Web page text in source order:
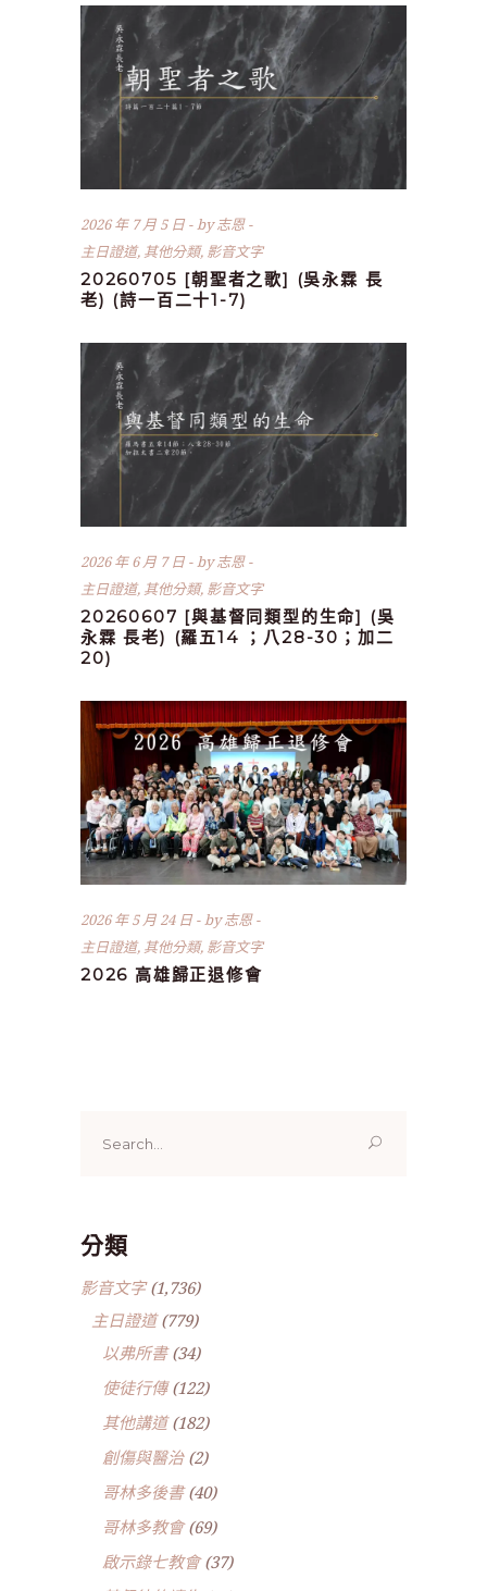
2026 年 7 月 5 日 by志恩
主日證道, 其他分類, 影音文字
20260705 [朝聖者之歌] (吳永霖 長
老) (詩一百二十1-7)
2026 年 6 月 7 日 by志恩
主日證道, 其他分類, 影音文字
20260607 [與基督同類型的生命] (吳
永霖 長老) (羅五14 ；八28-30；加二
20)
2026 年 5 月 24 日 by志恩
主日證道, 其他分類, 影音文字
2026 高雄歸正退修會
for:
分類
影音文字(1,736)
主日證道(779)
以弗所書(34)
使徒行傳(122)
其他講道(182)
創傷與醫治(2)
哥林多後書(40)
哥林多教會(69)
啟示錄七教會(37)